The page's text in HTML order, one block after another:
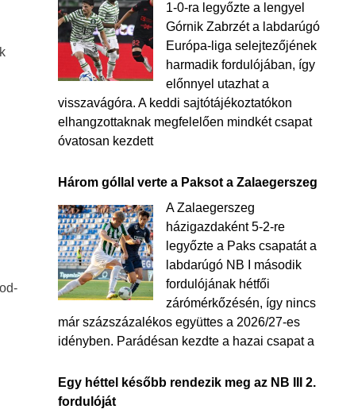
1-0-ra legyőzte a lengyel
Górnik Zabrzét a labdarúgó
Európa-liga selejtezőjének
harmadik fordulójában, így
előnnyel utazhat a
visszavágóra. A keddi sajtótájékoztatókon
elhangzottaknak megfelelően mindkét csapat
óvatosan kezdett
Három góllal verte a Paksot a Zalaegerszeg
A Zalaegerszeg
házigazdaként 5-2-re
legyőzte a Paks csapatát a
labdarúgó NB I második
fordulójának hétfői
zárómérkőzésén, így nincs
már százszázalékos együttes a 2026/27-es
idényben. Parádésan kezdte a hazai csapat a
Egy héttel később rendezik meg az NB III 2.
fordulóját